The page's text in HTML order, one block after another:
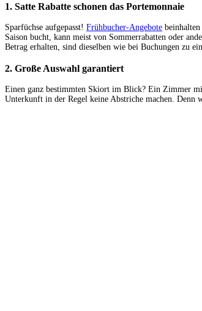
1. Satte Rabatte schonen das Portemonnaie
Sparfüchse aufgepasst! Frühbucher-Angebote
Saison bucht, kann meist von Sommerrabatten oder
Betrag erhalten, sind dieselben wie bei Buchungen zu
2. Große Auswahl garantiert
Einen ganz bestimmten Skiort im Blick? Ein Zimmer
Unterkunft in der Regel keine Abstriche machen.